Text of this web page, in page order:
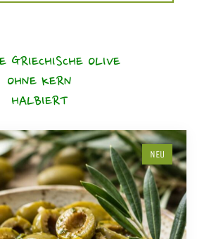
GRIECHISCHE OLIVE
OHNE KERN
HALBIERT
NEU